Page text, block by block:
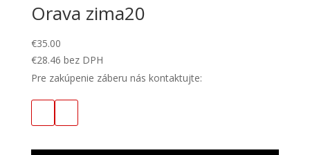
Orava zima20
€35.00
€28.46 bez DPH
Pre zakúpenie záberu nás kontaktujte: